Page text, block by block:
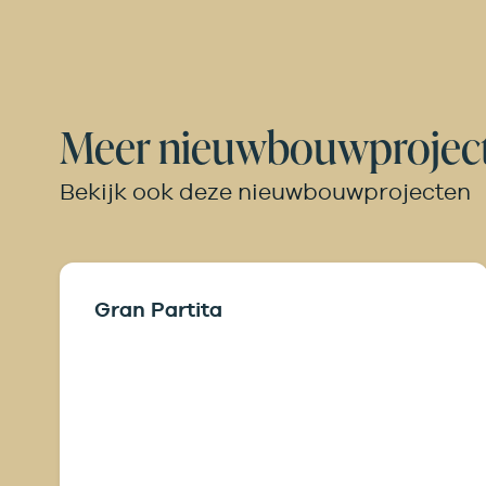
Meer
Bekijk ook deze nieuwbouwprojecten
Gran Partita